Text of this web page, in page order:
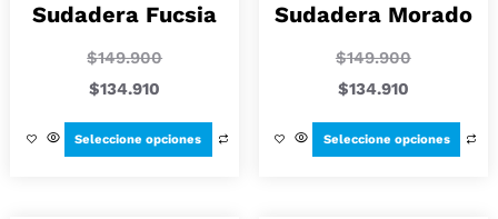
Sudadera Fucsia
$149.900
$134.910
Seleccione opciones
Sudadera Morado
$149.900
$134.910
Seleccione opciones